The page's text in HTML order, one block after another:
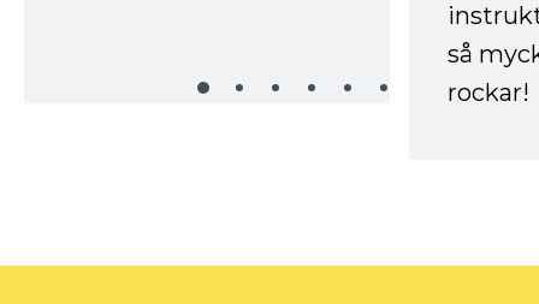
så
rockar!